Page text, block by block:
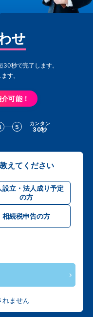
せ
秒で完了します。
す。
可能！
5 カンタン
30秒
えてください
設立・法人成り予定
の方
相続税申告の方
れません